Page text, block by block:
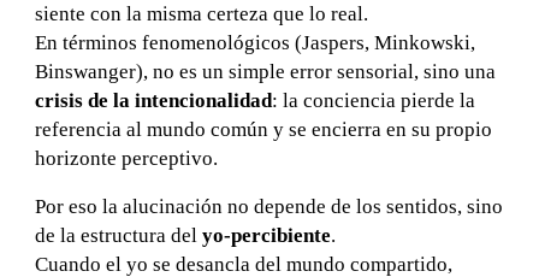
siente con la misma certeza que lo real.
En términos fenomenológicos (Jaspers, Minkowski,
Binswanger), no es un simple error sensorial, sino una
crisis de la intencionalidad: la conciencia pierde la
referencia al mundo común y se encierra en su propio
horizonte perceptivo.
Por eso la alucinación no depende de los sentidos, sino
de la estructura delyo-percibiente.
Cuando el yo se desancla del mundo compartido,